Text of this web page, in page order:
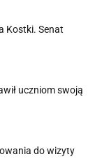
Kostki. Senat
uczniom swoją
do wizyty